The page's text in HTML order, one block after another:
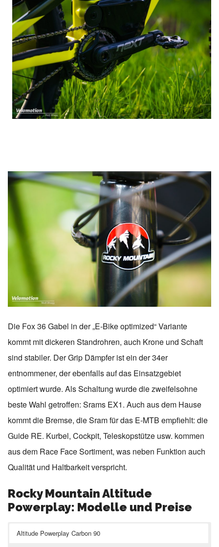
Die Fox 36 Gabel in der „E-Bike optimized“ Variante
kommt mit dickeren Standrohren, auch Krone und Schaft
sind stabiler. Der Grip Dämpfer ist ein der 34er
entnommener, der ebenfalls auf das Einsatzgebiet
optimiert wurde. Als Schaltung wurde die zweifelsohne
beste Wahl getroffen: Srams EX1. Auch aus dem Hause
kommt die Bremse, die Sram für das E-MTB empfiehlt: die
Guide RE. Kurbel, Cockpit, Teleskopstütze usw. kommen
aus dem Race Face Sortiment, was neben Funktion auch
Qualität und Haltbarkeit verspricht.
Rocky Mountain Altitude
Powerplay: Modelle und Preise
Altitude Powerplay Carbon 90